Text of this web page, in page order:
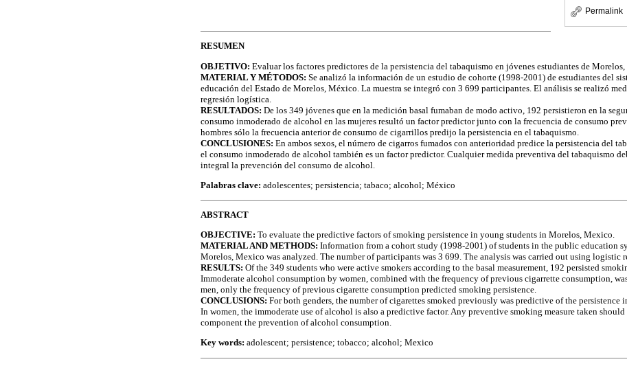
Permalink
RESUMEN
OBJETIVO: Evaluar los factores predictores de la persistencia del tabaquismo en jóvenes estudiantes de Morelos,
MATERIAL Y MÉTODOS: Se analizó la información de un estudio de cohorte (1998-2001) de estudiantes del
educación del Estado de Morelos, México. La muestra se integró con 3 699 participantes. El análisis se realizó
regresión logística.
RESULTADOS: De los 349 jóvenes que en la medición basal fumaban de modo activo, 192 persistieron en la
consumo inmoderado de alcohol en las mujeres resultó un factor predictor junto con la frecuencia de consumo
hombres sólo la frecuencia anterior de consumo de cigarrillos predijo la persistencia en el tabaquismo.
CONCLUSIONES: En ambos sexos, el número de cigarros fumados con anterioridad predice la persistencia del
el consumo inmoderado de alcohol también es un factor predictor. Cualquier medida preventiva del tabaquismo
integral la prevención del consumo de alcohol.
Palabras clave: adolescentes; persistencia; tabaco; alcohol; México
ABSTRACT
OBJECTIVE: To evaluate the predictive factors of smoking persistence in young students in Morelos, Mexico.
MATERIAL AND METHODS: Information from a cohort study (1998-2001) of students in the public education
Morelos, Mexico was analyzed. The number of participants was 3 699. The analysis was carried out using logistic
RESULTS: Of the 349 students who were active smokers according to the basal measurement, 192 persisted
Immoderate alcohol consumption by women, combined with the frequency of previous cigarrette consumption,
men, only the frequency of previous cigarette consumption predicted smoking persistence.
CONCLUSIONS: For both genders, the number of cigarettes smoked previously was predictive of the persistence
In women, the immoderate use of alcohol is also a predictive factor. Any preventive smoking measure taken
component the prevention of alcohol consumption.
Key words: adolescent; persistence; tobacco; alcohol; Mexico